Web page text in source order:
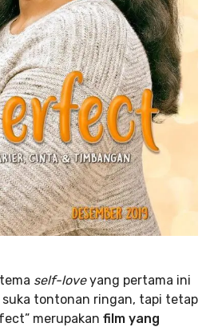
self-loveyang pertama ini
tontonan ringan, tapi tetap
merupakan film yang